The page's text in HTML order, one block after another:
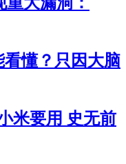
懂？只因大脑
米要用 史无前